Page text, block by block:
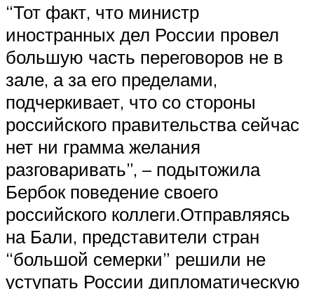
“Тот факт, что министр
иностранных дел России провел
большую часть переговоров не в
зале, а за его пределами,
подчеркивает, что со стороны
российского правительства сейчас
нет ни грамма желания
разговаривать”, – подытожила
Бербок поведение своего
российского коллеги.Отправляясь
на Бали, представители стран
“большой семерки” решили не
уступать России дипломатическую